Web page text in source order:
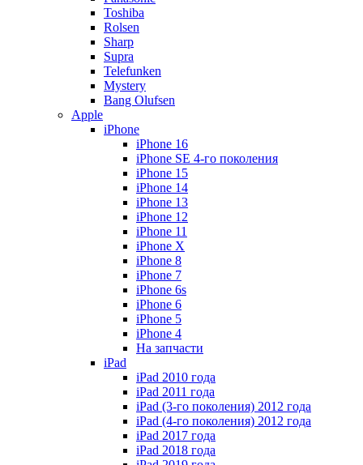
Toshiba
Rolsen
Sharp
Supra
Telefunken
Mystery
Bang Olufsen
Apple
iPhone
iPhone 16
iPhone SE 4-го поколения
iPhone 15
iPhone 14
iPhone 13
iPhone 12
iPhone 11
iPhone X
iPhone 8
iPhone 7
iPhone 6s
iPhone 6
iPhone 5
iPhone 4
На запчасти
iPad
iPad 2010 года
iPad 2011 года
iPad (3-го поколения) 2012 года
iPad (4-го поколения) 2012 года
iPad 2017 года
iPad 2018 года